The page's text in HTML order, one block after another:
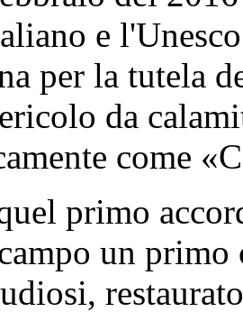
e raro che si
colpito;
del 2016 è
e
per la tutela
da
come